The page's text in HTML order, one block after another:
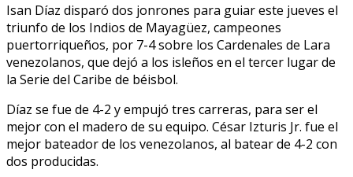
Isan Díaz disparó dos jonrones para guiar este jueves el
triunfo de los Indios de Mayagüez, campeones
puertorriqueños, por 7-4 sobre los Cardenales de Lara
venezolanos, que dejó a los isleños en el tercer lugar de
la Serie del Caribe de béisbol.
Díaz se fue de 4-2 y empujó tres carreras, para ser el
mejor con el madero de su equipo. César Izturis Jr. fue el
mejor bateador de los venezolanos, al batear de 4-2 con
dos producidas.